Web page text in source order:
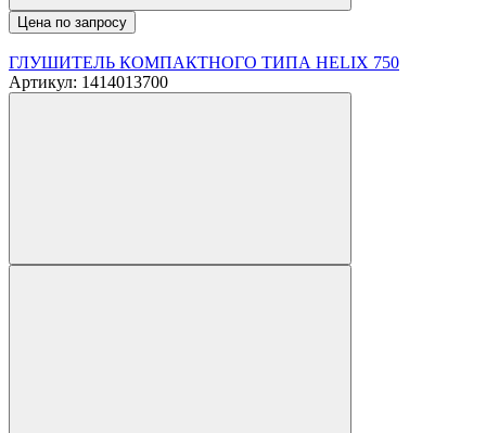
Цена по запросу
ГЛУШИТЕЛЬ КОМПАКТНОГО ТИПА HELIX 750
Артикул: 1414013700